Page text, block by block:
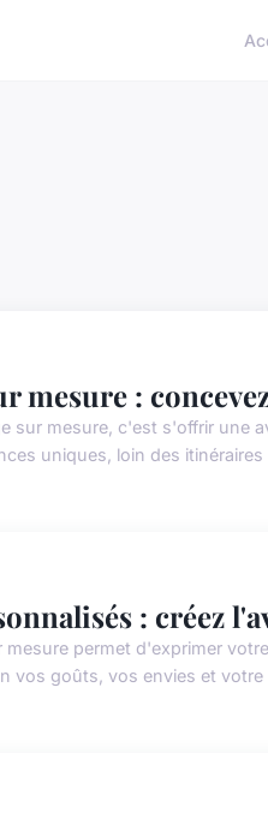
mesure :
sur mesure, c'est s'offrir une
uniques, loin des
: créez
mesure permet d'exprimer
vos goûts, vos envies et